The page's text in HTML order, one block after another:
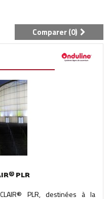
Comparer (0)
PLR
PLR, destinées à la